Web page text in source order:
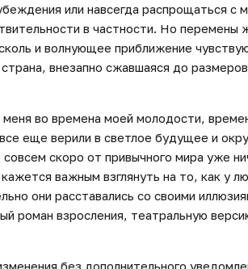
или навсегда распрощаться с
в частности. Но перемены
и волнующее приближение
внезапно сжавшаяся до
во времена моей молодости,
еще верили в светлое будущее и
скоро от привычного мира уже
важным взглянуть на то, как у
они расставались со своими
роман взросления, театральную
без дополнительного